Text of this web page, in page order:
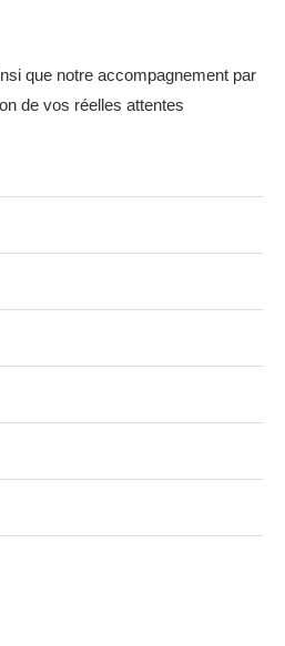
que notre accompagnement par
de vos réelles attentes